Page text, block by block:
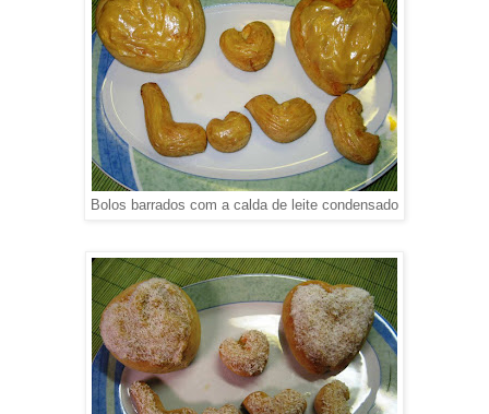
Bolos barrados com a calda de leite condensado